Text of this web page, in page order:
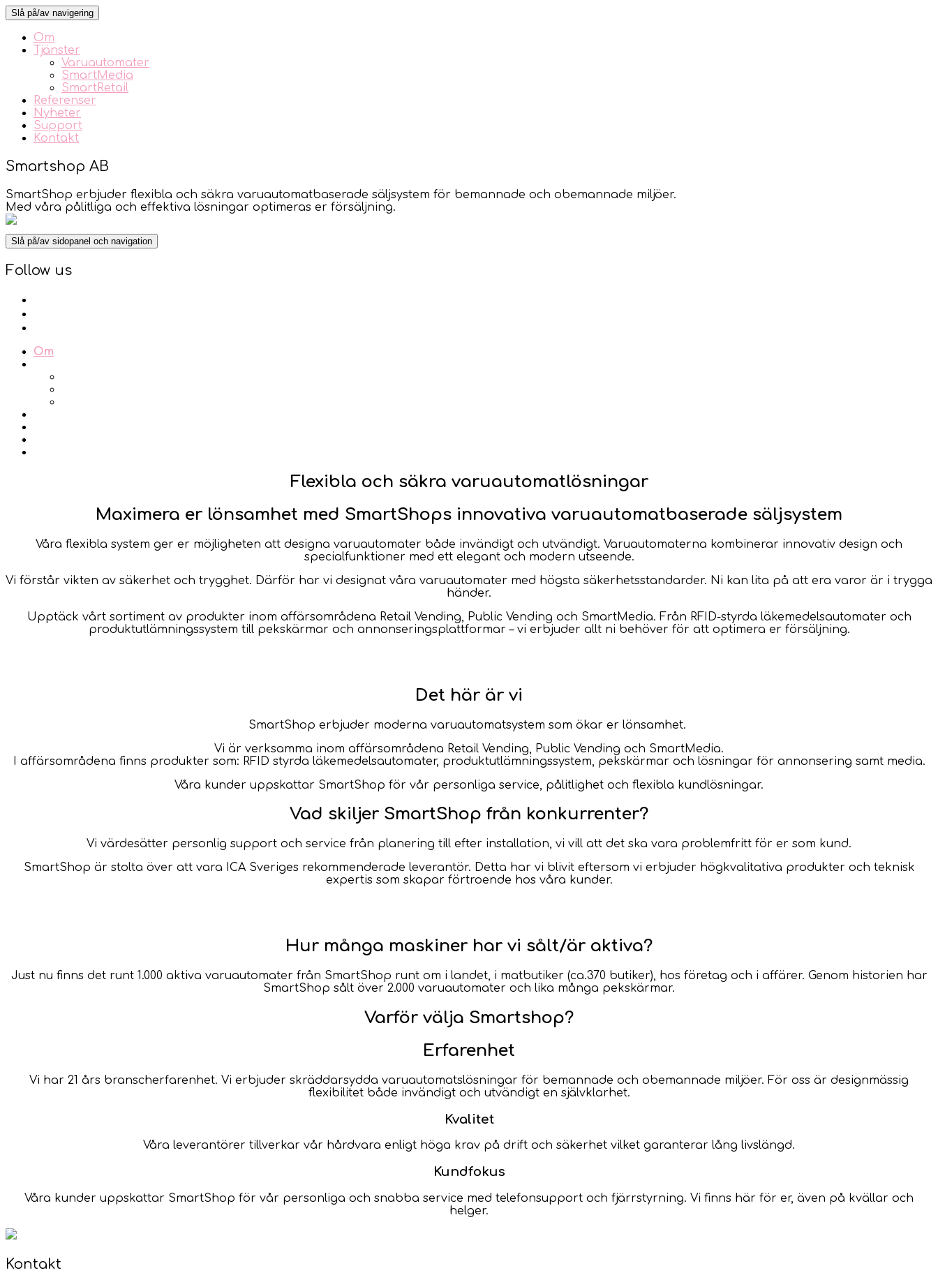
Slå på/av navigering
Om
Tjänster
Varuautomater
SmartMedia
SmartRetail
Referenser
Nyheter
Support
Kontakt
Smartshop AB
SmartShop erbjuder flexibla och säkra varuautomatbaserade säljsystem för bemannade och obemannade miljöer.
Med våra pålitliga och effektiva lösningar optimeras er försäljning.
Slå på/av sidopanel och navigation
Follow us
Om
Flexibla och säkra varuautomatlösningar
Maximera er lönsamhet med SmartShops innovativa varuautomatbaserade säljsystem
Våra flexibla system ger er möjligheten att designa varuautomater både invändigt och utvändigt. Varuautomaterna kombinerar innovativ design och
specialfunktioner med ett elegant och modern utseende.
Vi förstår vikten av säkerhet och trygghet. Därför har vi designat våra varuautomater med högsta säkerhetsstandarder. Ni kan lita på att era varor är i trygga
händer.
Upptäck vårt sortiment av produkter inom affärsområdena Retail Vending, Public Vending och SmartMedia. Från RFID-styrda läkemedelsautomater och
produktutlämningssystem till pekskärmar och annonseringsplattformar – vi erbjuder allt ni behöver för att optimera er försäljning.
Det här är vi
SmartShop erbjuder moderna varuautomatsystem som ökar er lönsamhet.
Vi är verksamma inom affärsområdena Retail Vending, Public Vending och SmartMedia.
I affärsområdena finns produkter som: RFID styrda läkemedelsautomater, produktutlämningssystem, pekskärmar och lösningar för annonsering samt media.
Våra kunder uppskattar SmartShop för vår personliga service, pålitlighet och flexibla kundlösningar.
Vad skiljer SmartShop från konkurrenter?
Vi värdesätter personlig support och service från planering till efter installation, vi vill att det ska vara problemfritt för er som kund.
SmartShop är stolta över att vara ICA Sveriges rekommenderade leverantör. Detta har vi blivit eftersom vi erbjuder högkvalitativa produkter och teknisk
expertis som skapar förtroende hos våra kunder.
Hur många maskiner har vi sålt/är aktiva?
Just nu finns det runt 1.000 aktiva varuautomater från SmartShop runt om i landet, i matbutiker (ca.370 butiker), hos företag och i affärer. Genom historien har
SmartShop sålt över 2.000 varuautomater och lika många pekskärmar.
Varför välja Smartshop?
Erfarenhet
Vi har 21 års branscherfarenhet. Vi erbjuder skräddarsydda varuautomatslösningar för bemannade och obemannade miljöer. För oss är designmässig
flexibilitet både invändigt och utvändigt en självklarhet.
Kvalitet
Våra leverantörer tillverkar vår hårdvara enligt höga krav på drift och säkerhet vilket garanterar lång livslängd.
Kundfokus
Våra kunder uppskattar SmartShop för vår personliga och snabba service med telefonsupport och fjärrstyrning. Vi finns här för er, även på kvällar och
helger.
Kontakt